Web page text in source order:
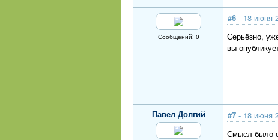
Сообщений: 0
#6 - 18 июня
Серьёзно,
вы
Павел Долгий #7 - 18 июня
Смысл было